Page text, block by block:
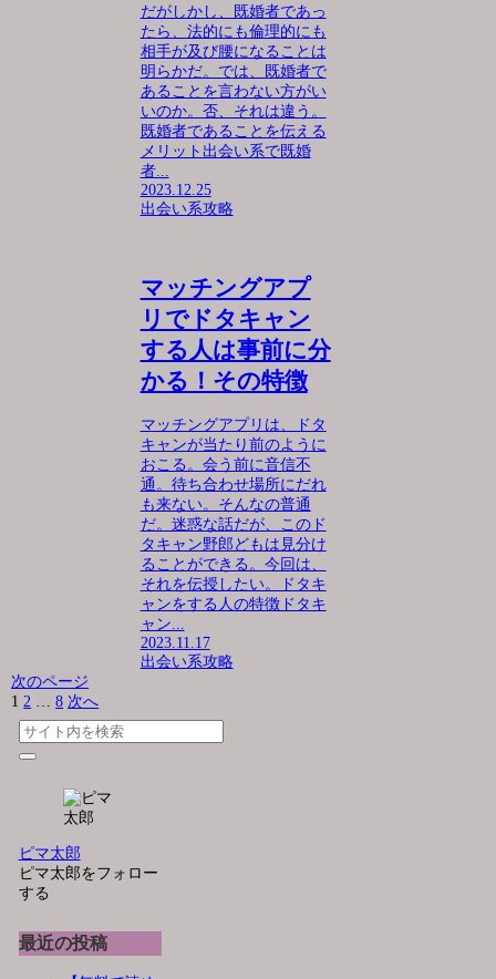
だがしかし、既婚者であっ
たら、法的にも倫理的にも
相手が及び腰になることは
明らかだ。では、既婚者で
あることを言わない方がい
いのか。否、それは違う。
既婚者であることを伝える
メリット出会い系で既婚
者...
2023.12.25
出会い系攻略
マッチングアプ
リでドタキャン
する人は事前に分
かる！その特徴
マッチングアプリは、ドタ
キャンが当たり前のように
おこる。会う前に音信不
通。待ち合わせ場所にだれ
も来ない。そんなの普通
だ。迷惑な話だが、このド
タキャン野郎どもは見分け
ることができる。今回は、
それを伝授したい。ドタキ
ャンをする人の特徴ドタキ
ャン...
2023.11.17
出会い系攻略
次のページ
1 2 … 8 次へ
ピマ太郎
ピマ太郎をフォロー
する
最近の投稿